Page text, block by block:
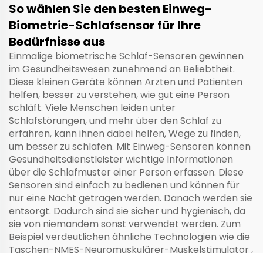
So wählen Sie den besten Einweg-
Biometrie-Schlafsensor für Ihre
Bedürfnisse aus
Einmalige biometrische Schlaf-Sensoren gewinnen
im Gesundheitswesen zunehmend an Beliebtheit.
Diese kleinen Geräte können Ärzten und Patienten
helfen, besser zu verstehen, wie gut eine Person
schläft. Viele Menschen leiden unter
Schlafstörungen, und mehr über den Schlaf zu
erfahren, kann ihnen dabei helfen, Wege zu finden,
um besser zu schlafen. Mit Einweg-Sensoren können
Gesundheitsdienstleister wichtige Informationen
über die Schlafmuster einer Person erfassen. Diese
Sensoren sind einfach zu bedienen und können für
nur eine Nacht getragen werden. Danach werden sie
entsorgt. Dadurch sind sie sicher und hygienisch, da
sie von niemandem sonst verwendet werden. Zum
Beispiel verdeutlichen ähnliche Technologien wie die
Taschen-NMES-Neuromuskulärer-Muskelstimulator,